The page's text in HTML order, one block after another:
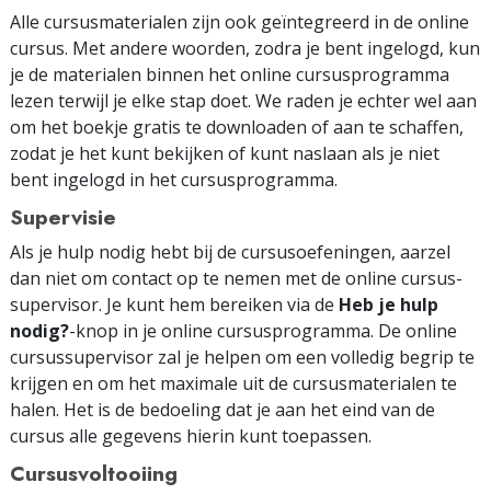
Alle cursusmaterialen zijn ook geïntegreerd in de online
cursus. Met andere woorden, zodra je bent ingelogd, kun
je de materialen binnen het online cursus­programma
lezen terwijl je elke stap doet. We raden je echter wel aan
om het boekje gratis te downloaden of aan te schaffen,
zodat je het kunt bekijken of kunt naslaan als je niet
bent ingelogd in het cursusprogramma.
Supervisie
Als je hulp nodig hebt bij de cursusoefeningen, aarzel
dan niet om contact op te nemen met de online cursus­
supervisor. Je kunt hem bereiken via de Heb je hulp
nodig?-knop in je online cursus­programma. De online
cursussupervisor zal je helpen om een volledig begrip te
krijgen en om het maximale uit de cursus­materialen te
halen. Het is de bedoeling dat je aan het eind van de
cursus alle gegevens hierin kunt toepassen.
Cursusvoltooiing